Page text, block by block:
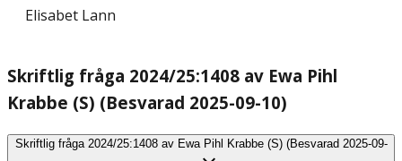
Elisabet Lann
Skriftlig fråga 2024/25:1408 av Ewa Pihl
Krabbe (S) (Besvarad 2025-09-10)
Skriftlig fråga 2024/25:1408 av Ewa Pihl Krabbe (S) (Besvarad 2025-09-